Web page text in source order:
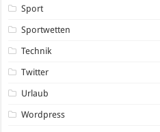
Sport
Sportwetten
Technik
Twitter
Urlaub
Wordpress